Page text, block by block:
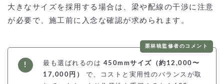
大きなサイズを採用する場合は、梁や配線の干渉に注意
が必要で、施工前に入念な確認が求められます。
栗林暁監修者のコメント
最も選ばれるのは 450mmサイズ（約12,000〜
17,000円）
で、コストと実用性のバランスが取